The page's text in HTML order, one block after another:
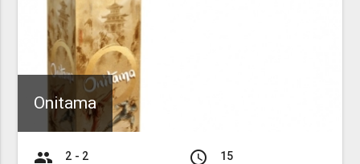
Onitama
group 2 - 2 access_time 15